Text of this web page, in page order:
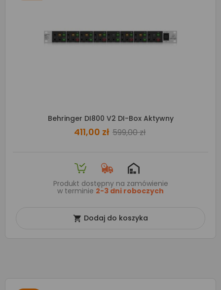
Behringer DI800 V2 DI-Box Aktywny
411,00 zł 599,00 zł
Produkt dostępny na zamówienie
w terminie 2-3 dni roboczych
 Dodaj do koszyka